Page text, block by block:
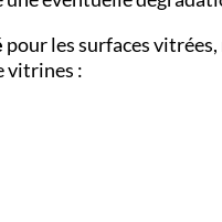
pour les surfaces
vitrines :